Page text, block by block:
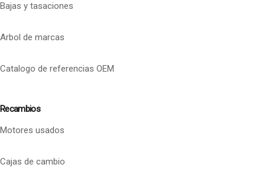
Bajas y tasaciones
Arbol de marcas
Catalogo de referencias OEM
Recambios
Motores usados
Cajas de cambio